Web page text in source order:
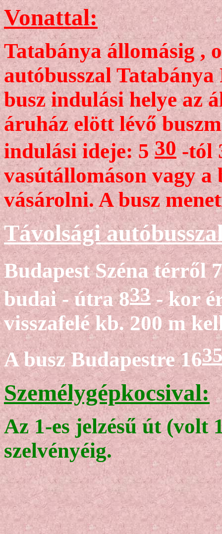
Vonattal:
Tatabánya állomásig ,
autóbusszal
busz indulási helye az
áruház elött lévő
indulási ideje: 530-tól
vasútállomáson vagy a
vásárolni. A busz
Távolsági
Budapest Széna térről7
budai - útra 833- kor
visszafelé kb. 200 m
A busz Budapestre 16
Személygépkocsival:
Az 1-es jelzésű út (volt
szelvényéig.